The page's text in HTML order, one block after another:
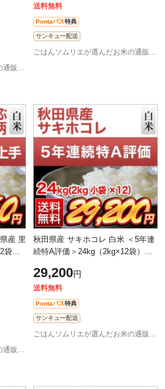
ごはんソムリエが選んだお米の通販 お米のくりや
2025年
送料無料
Pontaパス特典
サンキュー配送
ごはんソムリエが選んだお米の通販 お米のくりや
産 里
袋）
産
ごはんソムリエが選んだお米の通販 お米のくりや
秋田県産 サキホコレ 白米 ＜5年連
続特A評価＞24kg（2kg×12袋）
栽培米】【米袋は窒素充填包装】
お米 令
29,200円
送料無料
Pontaパス特典
サンキュー配送
ごはんソムリエが選んだお米の通販 お米のくりや